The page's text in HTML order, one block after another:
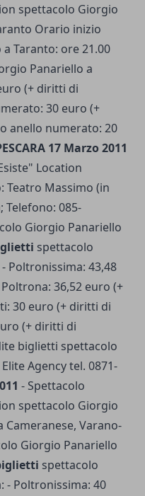
spettacolo Giorgio
Orario inizio
Taranto: ore 21.00
Panariello a
(+ diritti di
30 euro (+
anello numerato: 20
17 Marzo 2011
Location
Teatro Massimo (in
Telefono: 085-
Giorgio Panariello
spettacolo
Poltronissima: 43,48
36,52 euro (+
30 euro (+ diritti di
(+ diritti di
biglietti spettacolo
Agency tel. 0871-
- Spettacolo
spettacolo Giorgio
Cameranese, Varano-
Giorgio Panariello
spettacolo
- Poltronissima: 40